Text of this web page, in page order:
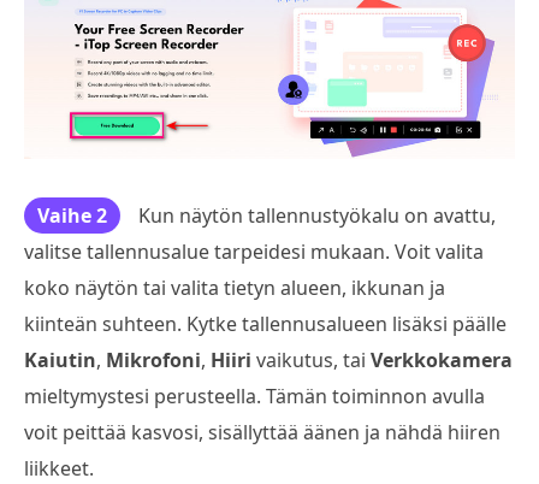
Vaihe 2
Kun näytön tallennustyökalu on avattu,
valitse tallennusalue tarpeidesi mukaan. Voit valita
koko näytön tai valita tietyn alueen, ikkunan ja
kiinteän suhteen. Kytke tallennusalueen lisäksi päälle
Kaiutin, Mikrofoni, Hiiri vaikutus, tai Verkkokamera
mieltymystesi perusteella. Tämän toiminnon avulla
voit peittää kasvosi, sisällyttää äänen ja nähdä hiiren
liikkeet.